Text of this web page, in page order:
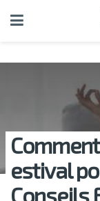
estival
Conseils